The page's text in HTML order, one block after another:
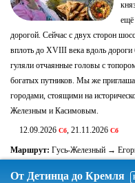
ещё
дорогой. Сейчас с двух сторон
вплоть до XVIII века вдоль
гуляли отчаянные головы с
богатых путников. Мы же
городами, стоящими на
Железным и Касимовым.
12.09.2026 Сб, 21.11.2026 Сб
Маршрут: Гусь-Железный →
От Детинца до Кремля